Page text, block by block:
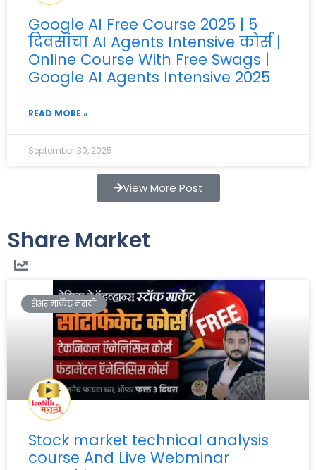
Google AI Free Course 2025 | 5
दिवसांचा AI Agents Intensive कोर्स |
Online Course With Free Swags |
Google AI Agents Intensive 2025
READ MORE »
September 30, 2025
View More Post
Share Market
शेअर मार्केट मराठी
Stock market technical analysis
course And Live Webminar